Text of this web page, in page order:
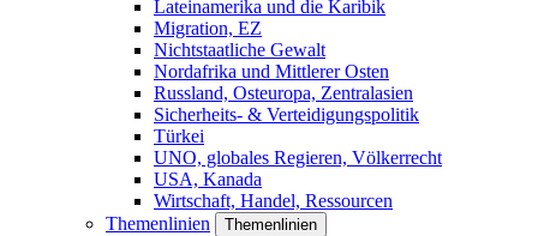
Lateinamerika und die Karibik
Migration, EZ
Nichtstaatliche Gewalt
Nordafrika und Mittlerer Osten
Russland, Osteuropa, Zentralasien
Sicherheits- & Verteidigungspolitik
Türkei
UNO, globales Regieren, Völkerrecht
USA, Kanada
Wirtschaft, Handel, Ressourcen
Themenlinien
Themenlinien